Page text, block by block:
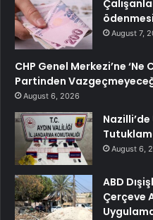
August 7,
CHP Genel Merkezi’ne
Partinden
August 6, 2026
August 6,
ABD
Çerçeve